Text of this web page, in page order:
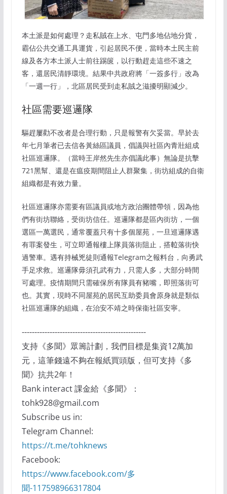
本土派是如何處理？走私賊在上水、屯門多地佔地分貨，
霸佔公共交通工具運貨，引起居民不便，當時本土民主前
線及各方本土派人士前往踢篋，以行動趕走這些不速之
客，還居民清靜環境。結果中共政府將「一簽多行」改為
「一週一行」，北區居民受到走私賊之滋擾明顯減少。
社區需要巡邏隊
驅趕屢勸不改者是合理行動，只是報警有欠妥當。早於去
年七月筆者已去信各黃絲區議員，倡議與社區內青壯組成
社區巡邏隊。（當時王岸然先生亦倡議此事）無論是抗擊
721黑幫、還是在瘟疫期間阻止人群聚集，街坊組成的自衞
組織都是有效力量。
社區巡邏隊亦需要有區議員或地方政治團體帶領，因為他
們有街坊聯絡，受街坊信任。巡邏隊都是區內街坊，一個
選區一萬選民，通常覆蓋只有十多個屋苑，一旦巡邏隊遇
有罪案發生，可立即通報樓上隊員落街阻止，搭𨋢落街快
過警車。遇有持械兇徒則通報Telegram之報料台，向勇武
手足求救。巡邏隊毋須孔武有力，只需人多，大部分時間
可處理。疫情期間只需確保所有隊員有豬嘴，即照落街可
也。其實，現時不同屋苑的居民互助委員會原身就是類似
社區巡邏隊的組織，在治安不靖之時保衞社區安寧。
-------------------------------------------------
支持《多聞》眾籌計劃，我們目標是集資12萬加
元，這筆錢遠不夠在報紙買頭版，但可支持《多
聞》抗共2年！
Bank interact 課金給《多聞》：
tohk928@gmail.com
Subscribe us in:
Telegram Channel:
https://t.me/tohknews
Facebook:
https://www.facebook.com/多
聞-117598966317804